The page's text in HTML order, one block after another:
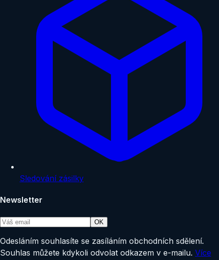
Sledování zásilky
Newsletter
OK
Odesláním souhlasíte se zasíláním obchodních sdělení.
Souhlas můžete kdykoli odvolat odkazem v e-mailu. Více